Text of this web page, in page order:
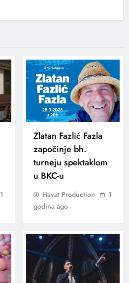
1
Zlatan Fazlić Fazla
započinje bh.
turneju spektaklom
u BKC-u
Hayat Production
1
godina ago